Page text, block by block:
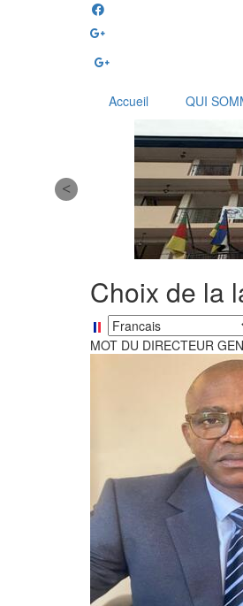
Accueil QUI
Choix de la
Select
your
language
MOT DU DIRECTEUR